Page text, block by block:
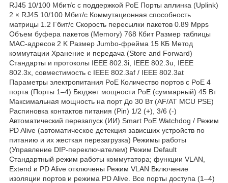
RJ45 10/100 Мбит/с с поддержкой PoE Порты аплинка (Uplink)
2 × RJ45 10/100 Мбит/с Коммутационная способность
матрицы 1.2 Гбит/с Скорость пересылки пакетов 0.89 Mpps
Объем буфера пакетов (Memory) 768 Кбит Размер таблицы
MAC-адресов 2 K Размер Jumbo-фрейма 15 КБ Метод
коммутации Хранение и передача (Store and Forward)
Стандарты и протоколы IEEE 802.3i, IEEE 802.3u, IEEE
802.3x, совместимость с IEEE 802.3af / IEEE 802.3at
Параметры электропитания PoE Количество портов с PoE 4
порта (Порты 1–4) Бюджет мощности PoE (суммарный) 45 Вт
Максимальная мощность на порт До 30 Вт (AF/AT MCU PSE)
Распиновка контактов питания (Pin) 1/2 (+), 3/6 (-)
Автоматический перезапуск (ИИ) Smart PoE Watchdog / Режим
PD Alive (автоматическое детекция зависших устройств по
питанию и их жесткая перезагрузка) Режимы работы
(Управление DIP-переключателем) Режим Default
Стандартный режим работы коммутатора; функции VLAN,
Extend и PD Alive отключены Режим VLAN Включение
изоляции портов и режима PD Alive. Все порты доступа (1–4)